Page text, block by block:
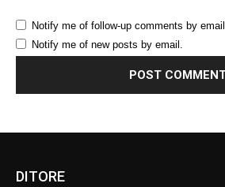
Notify me of follow-up comments by email.
Notify me of new posts by email.
DITORE